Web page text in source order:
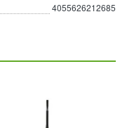
4055626212685